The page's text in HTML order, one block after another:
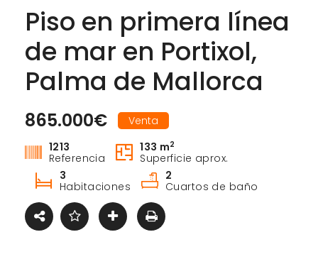
Piso en primera línea
de mar en Portixol,
Palma de Mallorca
865.000€
Venta
1213
Referencia
133 m2
Superficie aprox.
3
Habitaciones
2
Cuartos de baño